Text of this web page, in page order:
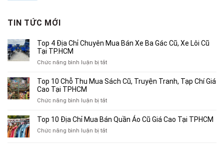
TIN TỨC MỚI
Top 4 Địa Chỉ Chuyên Mua Bán Xe Ba Gác Cũ, Xe Lôi Cũ
Tại TP.HCM
Chức năng bình luận bị tắtở
4
Bán
Xe
Top 10 Chỗ Thu Mua Sách Cũ, Truyện Tranh, Tạp Chí Giá
Cao Tại TPHCM
Chức năng bình luận bị tắtở
10
Thu
Top 10 Địa Chỉ Mua Bán Quần Áo Cũ Giá Cao Tại TPHCM
Chức năng bình luận bị tắtở